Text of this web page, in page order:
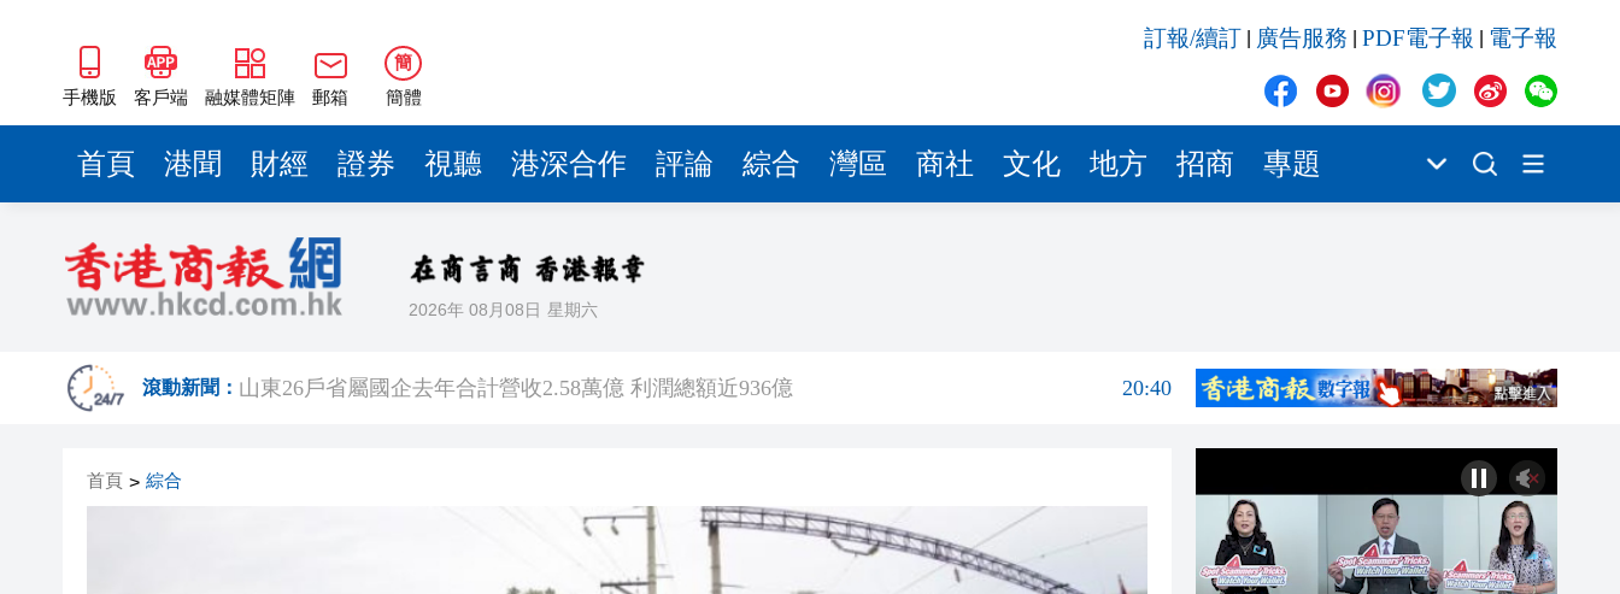
手機版 客戶端 融媒體矩陣 郵箱
簡
簡體
訂報/續訂 廣告服務 PDF電子報 電子報
首頁 港聞 財經 證券 視聽 港深合作 評論 綜合 灣區 商社 文化 地方 招商 專題
2026年 08月08日 星期六
滾動新聞：
黎智英案｜吳良好：依法公正處理黎智英求情 罪證如山豈能妄想輕判
21:08
騰出更多時間專注做好宏福苑火災獨立委員會工作 李家超暫停3項公職委任
50餘位頂尖專家共話時代命題
20:55
梁振英率港區全國政協委員考察團來瓊考察
2025年海南儋州以舊換新帶動消費約18億元
瀋陽鐵西校園閱讀活動解鎖閱讀新玩法
20:39
海南澄邁文儒煥新升級 五組數據見證文儒沉香從傳統邁向現代
20:42
首頁 > 綜合